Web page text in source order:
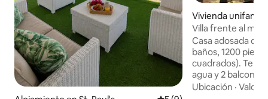
Vivienda
Harbour
Villa frente al mar
diseño
Casa adosada
baños, 1200 pies
cuadrados).
agua y 2
occidental.
Ubicación ·Valor